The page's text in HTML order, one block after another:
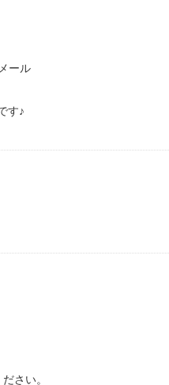
ール
す♪
さい。